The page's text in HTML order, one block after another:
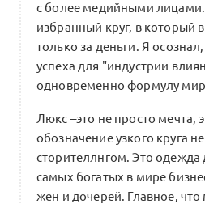
с более медийными
избранный круг, в который
только за деньги. Я
успеха для "индустрии
одновременно формулу
Люкс –это не просто мечта,
обозначение узкого круга
сторителлнгом. Это одежда
самых богатых в мире
жен и дочерей. Главное,